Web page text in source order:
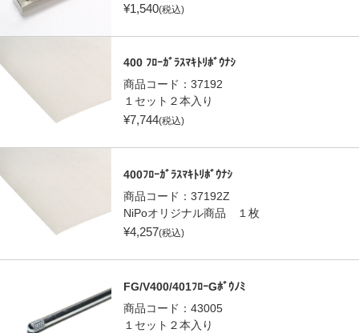
¥1,540(税込)
400 ﾌﾛｰｶﾞﾗｽﾏｷﾄﾘﾎﾞｳﾅｼ
商品コード： 37192
１セット２本入り
¥7,744(税込)
400ﾌﾛｰｶﾞﾗｽﾏｷﾄﾘﾎﾞｳﾅｼ
商品コード： 37192Z
NiPoオリジナル商品 １枚
¥4,257(税込)
FG/V400/401ﾌﾛｰGﾎﾞｳﾉﾐ
商品コード： 43005
１セット２本入り